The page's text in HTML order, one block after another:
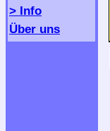
> Info
Über uns